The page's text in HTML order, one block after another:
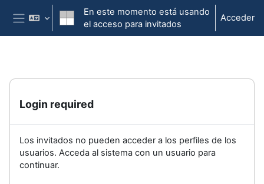
Salta al contenido principal
Panel lateral
En este momento está usando
el acceso para invitados
Acceder
Login required
Los invitados no pueden acceder a los perfiles de los
usuarios. Acceda al sistema con un usuario para
continuar.